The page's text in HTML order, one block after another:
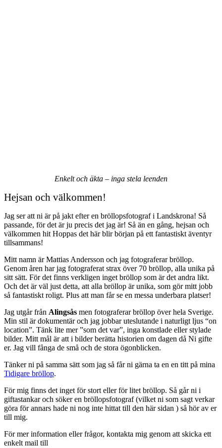
Enkelt och äkta – inga stela leenden
Hejsan och välkommen!
Jag ser att ni är på jakt efter en bröllopsfotograf i Landskrona! Så
passande, för det är ju precis det jag är! Så än en gång, hejsan och
välkommen hit Hoppas det här blir början på ett fantastiskt äventyr
tillsammans!
Mitt namn är Mattias Andersson och jag fotograferar bröllop.
Genom åren harjag fotograferat strax över70 bröllop, alla unika på
sitt sätt. För det finns verkligen inget bröllop som är det andra likt.
Och det är väl just detta, att alla bröllop är unika, som görmitt jobb
så fantastiskt roligt. Plus att man fårse en messa underbara platser!
Jag utgår från Alingsås men fotograferar bröllop över hela Sverige.
Min stil är dokumentär och jag jobbar uteslutande i naturligt ljus “on
location”. Tänk lite mer”som det var”, inga konstlade eller stylade
bilder. Mitt mål är att i bilder berätta historien om dagen då Ni gifte
er. Jag vill fånga de små och de stora ögonblicken.
Tänker ni på samma sätt som jag så får ni gärna ta en en titt på mina
Tidigare bröllop.
För mig finns det inget för stort eller för litet bröllop. Så går ni i
giftastankar och söker en bröllopsfotograf (vilket ni som sagt verkar
göra för annars hade ni nog inte hittat till den här sidan ) så hör av er
till mig.
För mer information eller frågor, kontakta mig genom att skicka ett
enkelt mail till